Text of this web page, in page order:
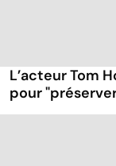
L’acteur Tom
pour